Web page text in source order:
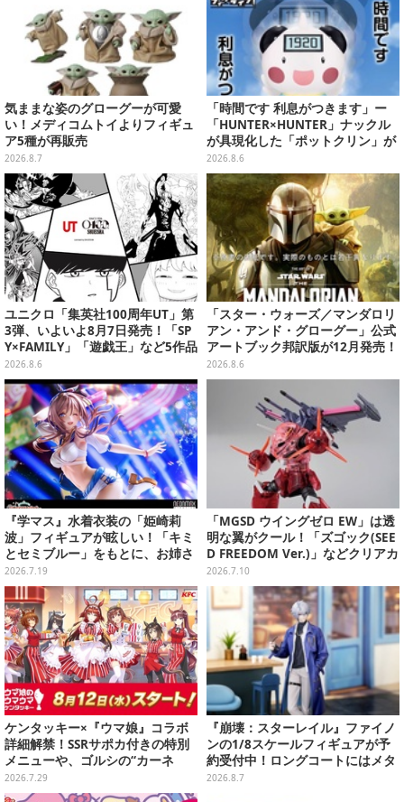
気ままな姿のグローグーが可愛
い！メディコムトイよりフィギュ
ア5種が再販売
2026.8.7
「時間です 利息がつきます」ー
「HUNTER×HUNTER」ナックル
が具現化した「ポットクリン」が
貯金箱としてプライズ展開
2026.8.6
ユニクロ「集英社100周年UT」第
3弾、いよいよ8月7日発売！「SP
Y×FAMILY」「遊戯王」など5作品
をデザイン
2026.8.6
「スター・ウォーズ／マンダロリ
アン・アンド・グローグー」公式
アートブック邦訳版が12月発売！
映画のコンセプトアートやスケッ
チを掲載
2026.8.6
『学マス』水着衣装の「姫崎莉
波」フィギュアが眩しい！「キミ
とセミブルー」をもとに、お姉さ
ん力あふれる姿を立体化
2026.7.19
「MGSD ウイングゼロ EW」は透
明な翼がクール！「ズゴック(SEE
D FREEDOM Ver.)」などクリアカ
ラーのガンプラ3商品を一挙チェ
ック
2026.7.10
ケンタッキー×『ウマ娘』コラボ
詳細解禁！SSRサポカ付きの特別
メニューや、ゴルシの“カーネ
ル・サンダース衣装”がゲーム内
に実装
2026.7.29
『崩壊：スターレイル』ファイノ
ンの1/8スケールフィギュアが予
約受付中！ロングコートにはメタ
リック塗装を施し、高級感を演出
2026.8.7